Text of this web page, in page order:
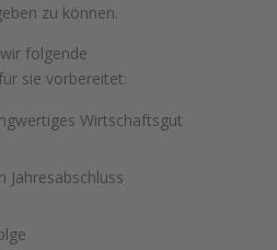
zu können.
folgende
sie vorbereitet:
Wirtschaftsgut
Jahresabschluss